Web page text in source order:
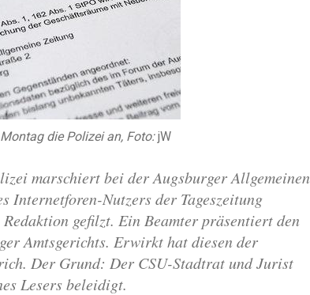
die Polizei an, Foto:jW
marschiert bei der Augsburger Allgemeinen
Internetforen-Nutzers der Tageszeitung
gefilzt. Ein Beamter präsentiert den
Amtsgerichts. Erwirkt hat diesen der
Der Grund: Der CSU-Stadtrat und Jurist
Lesers beleidigt.